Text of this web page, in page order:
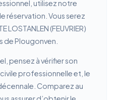
utilisez notre
réservation. Vous serez
LOSTANLEN (FEUVRIER)
de Plougonven.
pensez à vérifier son
professionnelle et, le
Comparez au